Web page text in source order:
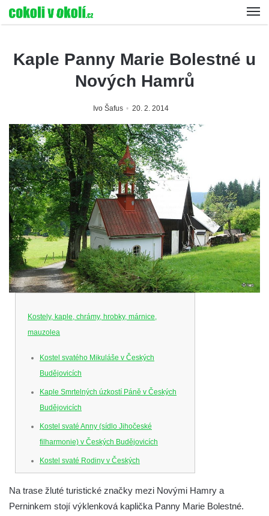
Kaple Panny Marie Bolestné u
Nových Hamrů
Ivo Šafus 20. 2. 2014
Kostely, kaple, chrámy, hrobky, márnice,
mauzolea
Kostel svatého Mikuláše v Českých
Budějovicích
Kaple Smrtelných úzkostí Páně v Českých
Budějovicích
Kostel svaté Anny (sídlo Jihočeské
filharmonie) v Českých Budějovicích
Kostel svaté Rodiny v Českých
Kostel Obětování Panny Marie u kláštera
dominikánů v Českých Budějovicích
Na trase žluté turistické značky mezi Novými Hamry a
Perninkem stojí výklenková kaplička Panny Marie Bolestné.